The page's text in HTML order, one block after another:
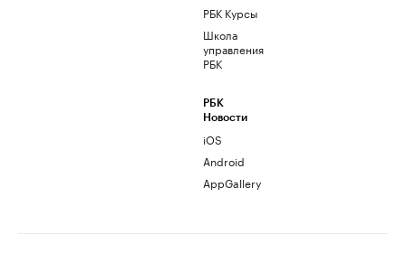
РБК Курсы
Школа
управления
РБК
РБК
Новости
iOS
Android
AppGallery